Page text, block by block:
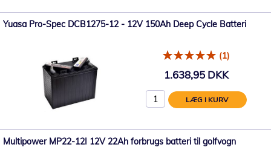
Yuasa Pro-Spec DCB1275-12 - 12V 150Ah Deep Cycle Batteri
(1)
1.638,95 DKK
LÆG I KURV
Multipower MP22-12I 12V 22Ah forbrugs batteri til golfvogn